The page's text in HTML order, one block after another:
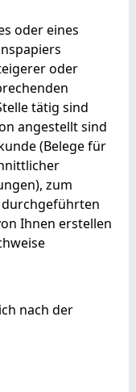
oder eines
oder
tätig sind
angestellt sind
(Belege für
zum
durchgeführten
Ihnen erstellen
nach der